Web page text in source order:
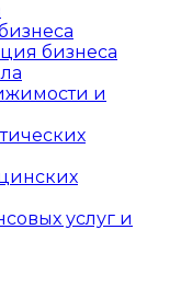
бизнеса
и
услуг и